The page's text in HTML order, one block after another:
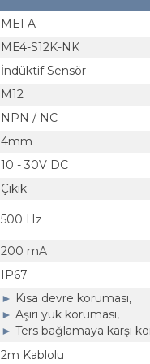
MEFA
ME4-S12K-NK
İndüktif Sensör
M12
NPN / NC
4mm
10 - 30V DC
Çıkık
500 Hz
200 mA
IP67
► Kısa devre koruması,
► Aşırı yük koruması,
► Ters bağlamaya karşı
2m Kablolu